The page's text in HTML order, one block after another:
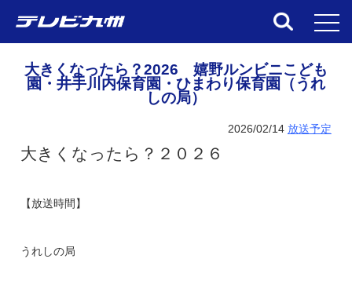
大きくなったら？2026 嬉野ルンビニこども
園・井手川内保育園・ひまわり保育園（うれ
しの局）
2026/02/14 放送予定
大きくなったら？２０２６
【放送時間】
うれしの局